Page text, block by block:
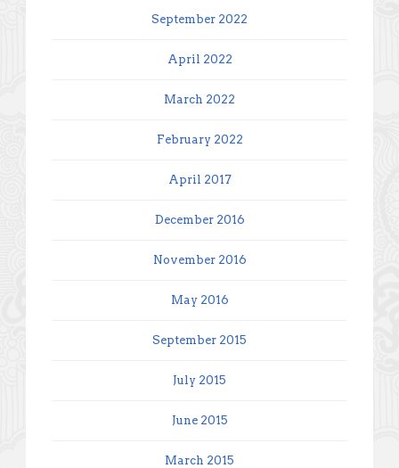
September 2022
April 2022
March 2022
February 2022
April 2017
December 2016
November 2016
May 2016
September 2015
July 2015
June 2015
March 2015